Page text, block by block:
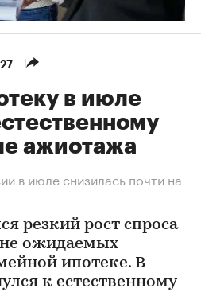
в июле
ажиотажа
в июле снизилась почти на
резкий рост спроса
ожидаемых
ипотеке. В
к естественному